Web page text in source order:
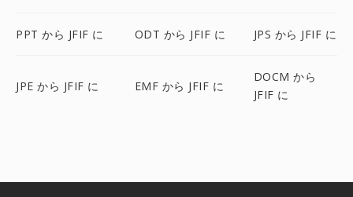
PPT から JFIF に ODT から JFIF に JPS から JFIF に
JPE から JFIF に EMF から JFIF に
DOCM から
JFIF に